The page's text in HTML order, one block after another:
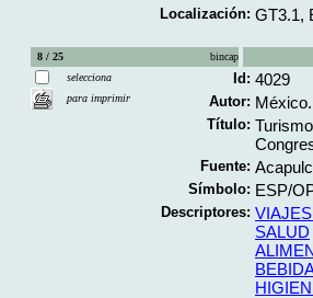
Localización: GT3.1,
8 / 25
bincap
selecciona
para imprimir
Id: 4029
Autor:
Título:
Fuente:
Símbolo: ESP/
Descriptores:
SALUD